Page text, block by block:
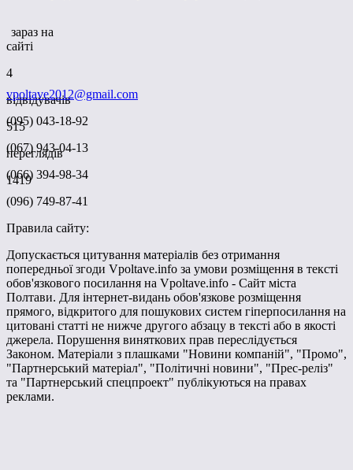
зараз на
сайті
4
відвідувачів
515
переглядів
1419
vpoltave2012@gmail.com
(095) 043-18-92
(067) 943-04-13
(066) 394-98-34
(096) 749-87-41
Правила сайту:
Допускається цитування матеріалів без отримання
попередньої згоди Vpoltave.info за умови розміщення в тексті
обов'язкового посилання на Vpoltave.info - Сайт міста
Полтави. Для інтернет-видань обов'язкове розміщення
прямого, відкритого для пошукових систем гіперпосилання на
цитовані статті не нижче другого абзацу в тексті або в якості
джерела. Порушення виняткових прав переслідується
Законом. Матеріали з плашками "Новини компаній", "Промо",
"Партнерський матеріал", "Політичні новини", "Прес-реліз"
та "Партнерський спецпроект" публікуються на правах
реклами.